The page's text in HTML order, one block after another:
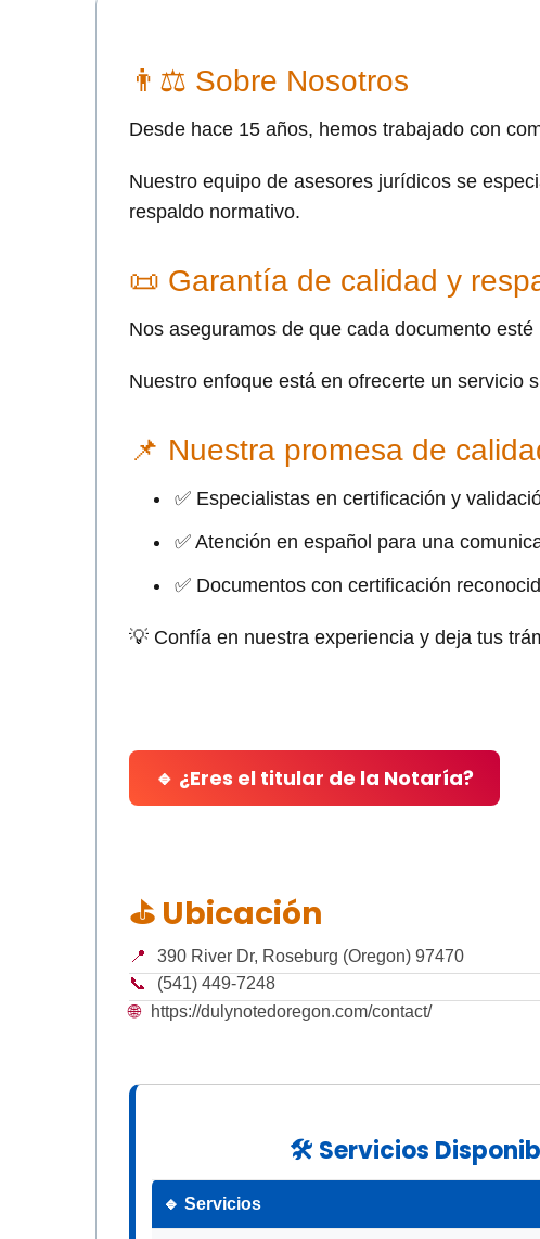
👨⚖ Sobre Nosotros
Desde hace 15 años, hemos trabajado con
Nuestro equipo de asesores jurídicos se
respaldo normativo.
📜 Garantía de calidad y
Nos aseguramos de que cada documento
Nuestro enfoque está en ofrecerte un servicio
📌 Nuestra promesa de
✅ Especialistas en certificación y
✅ Atención en español para una
✅ Documentos con certificación
💡 Confía en nuestra experiencia y deja tus
🔹 ¿Eres el titular de la Notaría?
⛳ Ubicación
📍
390 River Dr, Roseburg (Oregon) 97470
📞
(541) 449-7248
🌐
https://dulynotedoregon.com/contact/
🛠 Servicios
🔹 Servicios